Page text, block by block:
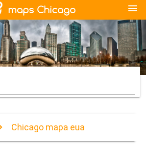
menu
Chicago mapa eua